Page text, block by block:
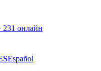
231 онлайн
Español